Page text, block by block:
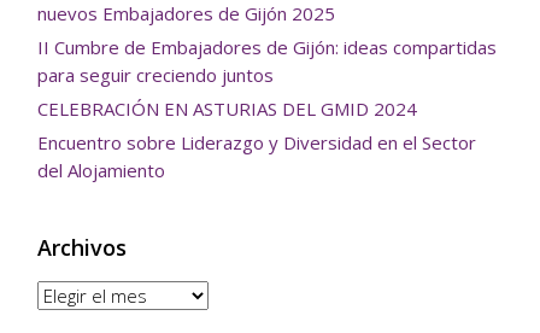
nuevos Embajadores de Gijón 2025
II Cumbre de Embajadores de Gijón: ideas compartidas
para seguir creciendo juntos
CELEBRACIÓN EN ASTURIAS DEL GMID 2024
Encuentro sobre Liderazgo y Diversidad en el Sector
del Alojamiento
Archivos
Archivos